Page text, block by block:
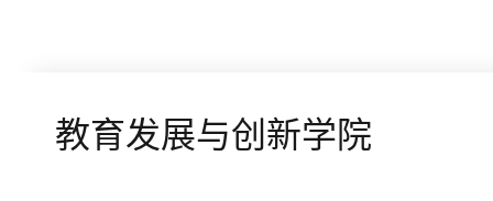
教育发展与创新学院